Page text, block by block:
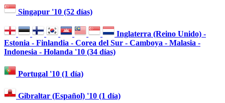
Singapur '10 (52 días)
Inglaterra (Reino Unido) -
Estonia - Finlandia - Corea del Sur - Camboya - Malasia -
Indonesia - Holanda '10 (34 días)
Portugal '10 (1 día)
Gibraltar (Español) '10 (1 día)